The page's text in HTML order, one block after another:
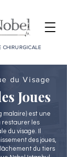
CHIRURGICALE
du Visage
Joues
malaire) est une
restaurer les
du visage. Il
des joues,
du tiers